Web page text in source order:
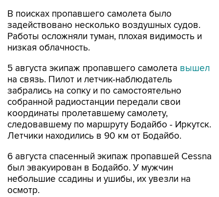
В поисках пропавшего самолета было
задействовано несколько воздушных судов.
Работы осложняли туман, плохая видимость и
низкая облачность.
5 августа экипаж пропавшего самолета вышел
на связь. Пилот и летчик-наблюдатель
забрались на сопку и по самостоятельно
собранной радиостанции передали свои
координаты пролетавшему самолету,
следовавшему по маршруту Бодайбо - Иркутск.
Летчики находились в 90 км от Бодайбо.
6 августа спасенный экипаж пропавшей Cessna
был эвакуирован в Бодайбо. У мужчин
небольшие ссадины и ушибы, их увезли на
осмотр.